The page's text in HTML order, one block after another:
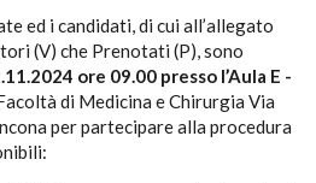
ed i candidati, di cui all’allegato
(V) che Prenotati (P), sono
ore 09.00 presso l’Aula E -
di Medicina e Chirurgia Via
per partecipare alla procedura